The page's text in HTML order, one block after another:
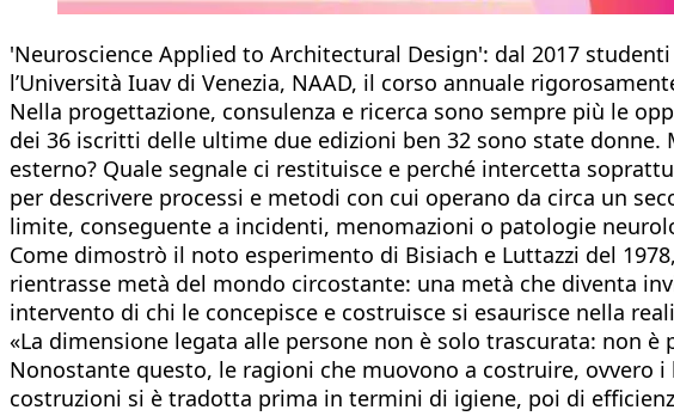
'Neuroscience Applied to Architectural Design': dal 2017
l’Università Iuav di Venezia, NAAD, il corso annuale
Nella progettazione, consulenza e ricerca sono sempre più le
dei 36 iscritti delle ultime due edizioni ben 32 sono state donne.
esterno? Quale segnale ci restituisce e perché intercetta
per descrivere processi e metodi con cui operano da circa un
limite, conseguente a incidenti, menomazioni o patologie
Come dimostrò il noto esperimento di Bisiach e Luttazzi del
rientrasse metà del mondo circostante: una metà che diventa
intervento di chi le concepisce e costruisce si esaurisce nella
«La dimensione legata alle persone non è solo trascurata: non
Nonostante questo, le ragioni che muovono a costruire, ovvero
costruzioni si è tradotta prima in termini di igiene, poi di